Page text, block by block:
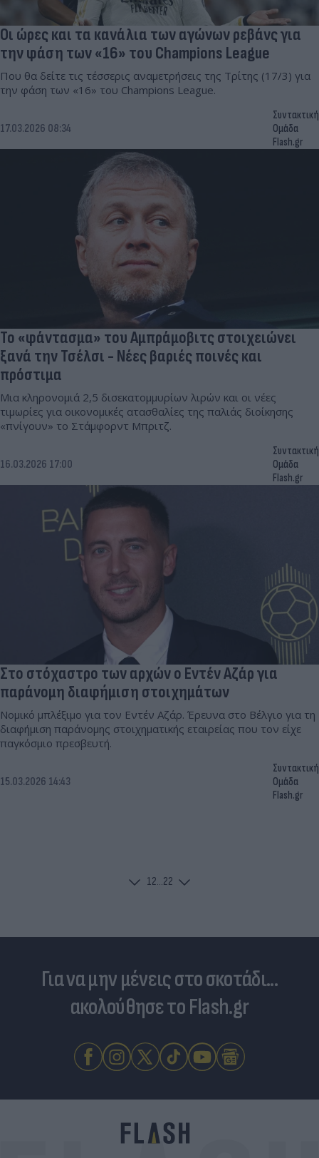
Οι ώρες και τα κανάλια των αγώνων ρεβάνς για
την φάση των «16» του Champions League
Που θα δείτε τις τέσσερις αναμετρήσεις της Τρίτης (17/3) για
την φάση των «16» του Champions League.
17.03.2026 08:34
Συντακτική
Ομάδα
Flash.gr
Το «φάντασμα» του Αμπράμοβιτς στοιχειώνει
ξανά την Τσέλσι - Νέες βαριές ποινές και
πρόστιμα
Μια κληρονομιά 2,5 δισεκατομμυρίων λιρών και οι νέες
τιμωρίες για οικονομικές ατασθαλίες της παλιάς διοίκησης
«πνίγουν» το Στάμφορντ Μπριτζ.
16.03.2026 17:00
Συντακτική
Ομάδα
Flash.gr
Στο στόχαστρο των αρχών ο Εντέν Αζάρ για
παράνομη διαφήμιση στοιχημάτων
Νομικό μπλέξιμο για τον Εντέν Αζάρ. Έρευνα στο Βέλγιο για τη
διαφήμιση παράνομης στοιχηματικής εταιρείας που τον είχε
παγκόσμιο πρεσβευτή.
15.03.2026 14:43
Συντακτική
Ομάδα
Flash.gr
12...22
Για να μην μένεις στο σκοτάδι...
ακολούθησε το Flash.gr